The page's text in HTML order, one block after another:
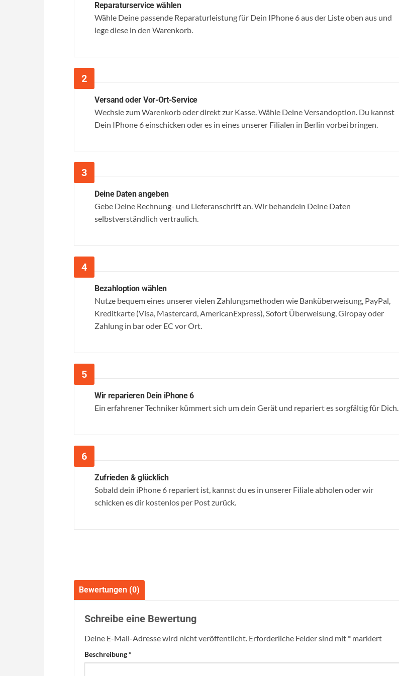
Reparaturservice wählen
Wähle Deine passende Reparaturleistung für Dein IPhone 6 aus der Liste oben aus und
lege diese in den Warenkorb.
Versand oder Vor-Ort-Service
Wechsle zum Warenkorb oder direkt zur Kasse. Wähle Deine Versandoption. Du kannst
Dein IPhone 6 einschicken oder es in eines unserer Filialen in Berlin vorbei bringen.
Deine Daten angeben
Gebe Deine Rechnung- und Lieferanschrift an. Wir behandeln Deine Daten
selbstverständlich vertraulich.
Bezahloption wählen
Nutze bequem eines unserer vielen Zahlungsmethoden wie Banküberweisung, PayPal,
Kreditkarte (Visa, Mastercard, AmericanExpress), Sofort Überweisung, Giropay oder
Zahlung in bar oder EC vor Ort.
Wir reparieren Dein iPhone 6
Ein erfahrener Techniker kümmert sich um dein Gerät und repariert es sorgfältig für Dich.
Zufrieden & glücklich
Sobald dein iPhone 6 repariert ist, kannst du es in unserer Filiale abholen oder wir
schicken es dir kostenlos per Post zurück.
Bewertungen (0)
Schreibe eine Bewertung
Deine E-Mail-Adresse wird nicht veröffentlicht. Erforderliche Felder sind mit * markiert
Beschreibung*